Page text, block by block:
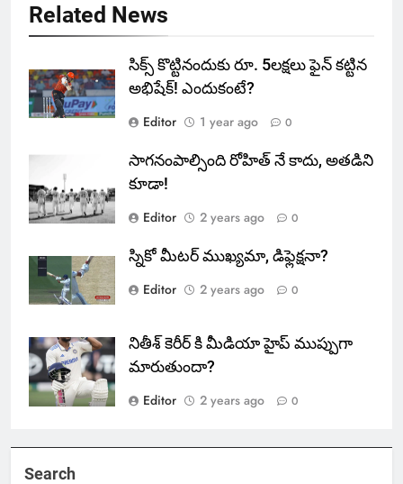
Related News
సిక్స్ కొట్టినందుకు రూ. 5లక్షలు ఫైన్ కట్టిన
అభిషేక్! ఎందుకంటే?
Editor
1 year ago 0
సాగనంపాల్సింది రోహిత్ నే కాదు, అతడిని
కూడా!
Editor
2 years ago 0
స్నికో మీటర్ ముఖ్యమా, డిఫ్లెక్షనా?
Editor
2 years ago 0
నితీశ్ కెరీర్ కి మీడియా హైప్ ముప్పుగా
మారుతుందా?
Editor
2 years ago 0
Search